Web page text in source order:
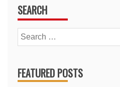
SEARCH
Search
for:
FEATURED POSTS